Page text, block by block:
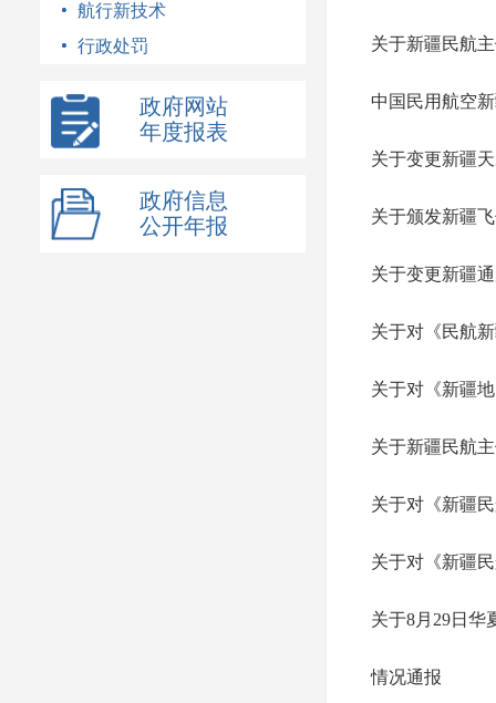
航行新技术
行政处罚
政府网站
年度报表
政府信息
公开年报
关于新疆民航
中国民用航空
关于变更新疆
关于颁发新疆
关于变更新疆
关于对《民航
关于对《新疆
关于新疆民航
关于对《新疆
关于对《新疆
关于8月29日华
情况通报